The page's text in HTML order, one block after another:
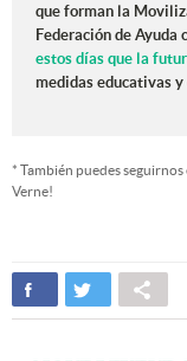
que forman la
Federación de Ayuda
estos días que la
medidas educativas
* También puedes seguirnos
Verne!